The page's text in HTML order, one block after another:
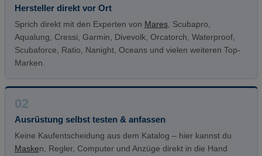
Hersteller direkt vor Ort
Sprich direkt mit den Experten von Mares, Scubapro,
Aqualung, Cressi, Garmin, Divevolk, Orcatorch, Waterproof,
Scubaforce, Ratio, Nanight, Oceans und vielen weiteren Top-
Marken.
02
Ausrüstung selbst testen & anfassen
Keine Kaufentscheidung aus dem Katalog – hier kannst du
Masken, Regler, Computer und Anzüge direkt in die Hand